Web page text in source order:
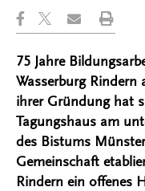
75 Jahre
Wasserburg Rindern
ihrer Gründung hat
Tagungshaus am
des Bistums
Gemeinschaft
Rindern ein offenes